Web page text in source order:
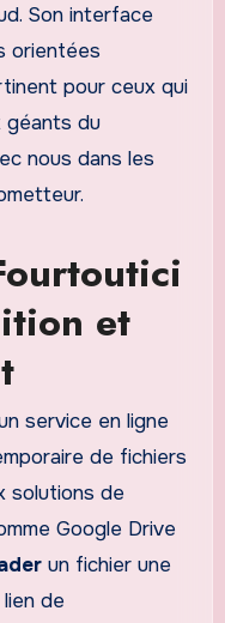
Son interface
orientées
pour ceux qui
géants du
nous dans les
et
service en ligne
de fichiers
solutions de
Google Drive
un fichier une
de